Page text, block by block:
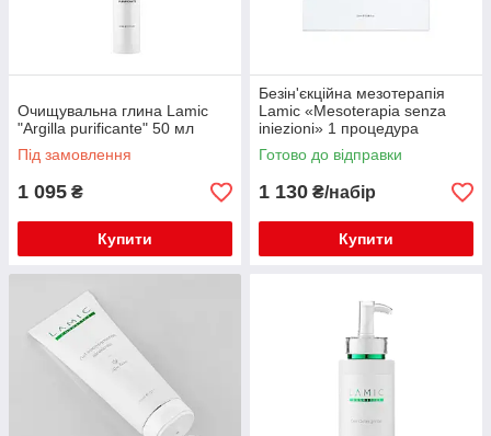
Очищувальна глина Lamic
"Argilla purificante" 50 мл
Під замовлення
1 095 ₴
Купити
Безін'єкційна мезотерапія
Lamic «Mesoterapia senza
iniezioni» 1 процедура
Готово до відправки
1 130 ₴/набір
Купити